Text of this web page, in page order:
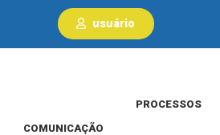
usuário
COMUNICAÇÃO
PROCESSOS